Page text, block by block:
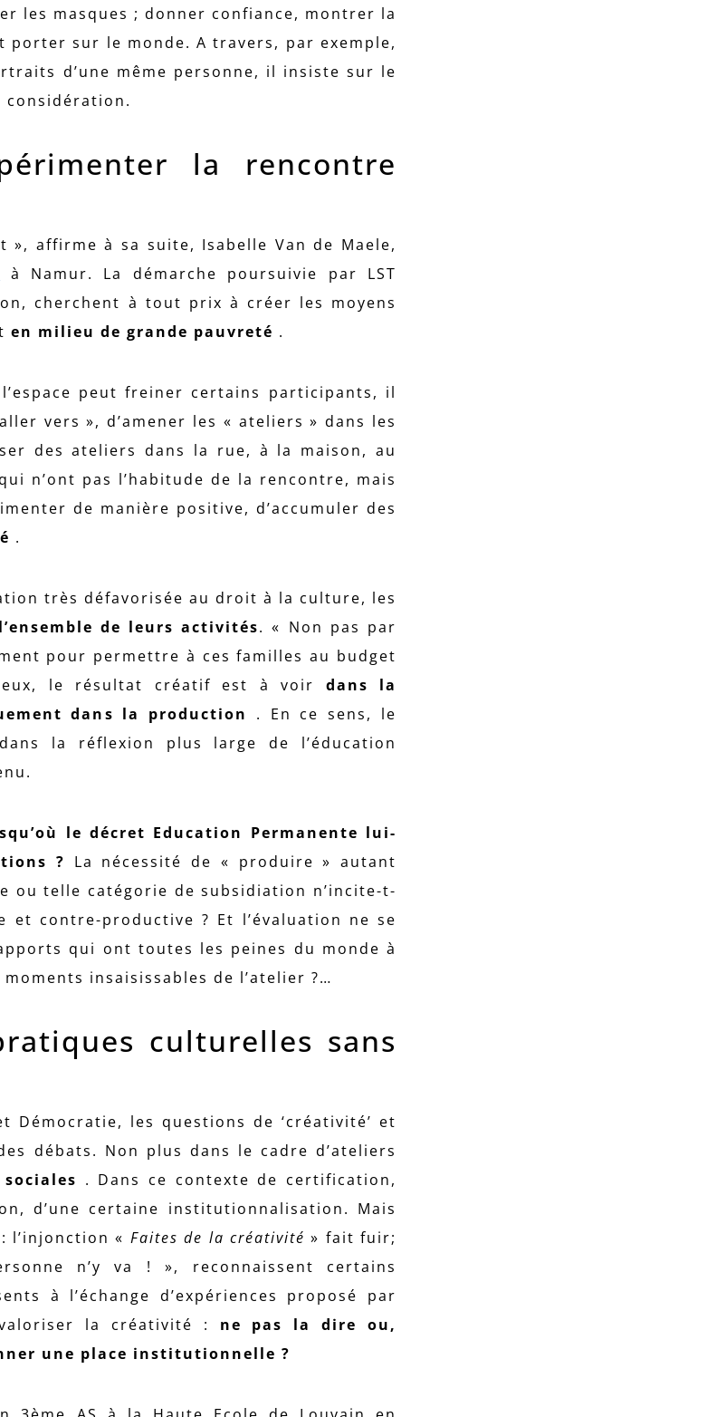
les masques ; donner confiance, montrer la
porter sur le monde. A travers, par exemple,
d’une même personne, il insiste sur le
la rencontre
affirme à sa suite, Isabelle Van de Maele,
à Namur. La démarche poursuivie par LST
cherchent à tout prix à créer les moyens
en milieu de grande pauvreté .
peut freiner certains participants, il
vers », d’amener les « ateliers » dans les
des ateliers dans la rue, à la maison, au
n’ont pas l’habitude de la rencontre, mais
de manière positive, d’accumuler des
.
très défavorisée au droit à la culture, les
de leurs activités. « Non pas par
pour permettre à ces familles au budget
le résultat créatif est à voir dans la
dans la production
. En ce sens, le
la réflexion plus large de l’éducation
le décret Education Permanente lui-
? La nécessité de « produire » autant
ou telle catégorie de subsidiation n’incite-t-
contre-productive ? Et l’évaluation ne se
qui ont toutes les peines du monde à
insaisissables de l’atelier ?…
culturelles sans
les questions de ‘créativité’ et
débats. Non plus dans le cadre d’ateliers
. Dans ce contexte de certification,
d’une certaine institutionnalisation. Mais
« Faites de la créativité » fait fuir;
n’y va ! », reconnaissent certains
à l’échange d’expériences proposé par
la créativité : ne pas la dire ou,
une place institutionnelle ?